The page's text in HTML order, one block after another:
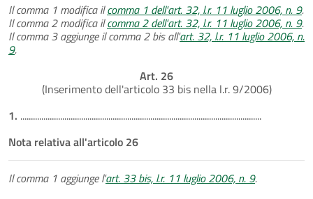
Il comma 1 modifica ilcomma 1 dell'art. 32, l.r. 11 luglio 2006, n. 9.
Il comma 2 modifica ilcomma 2 dell'art. 32, l.r. 11 luglio 2006, n. 9.
Il comma 3 aggiunge il comma 2 bis all'art. 32, l.r. 11 luglio 2006, n.
9.
Art. 26
(Inserimento dell'articolo 33 bis nella l.r. 9/2006)
1. ...................................................................................................................
Nota relativa all'articolo 26
Il comma 1 aggiunge l'art. 33 bis, l.r. 11 luglio 2006, n. 9.